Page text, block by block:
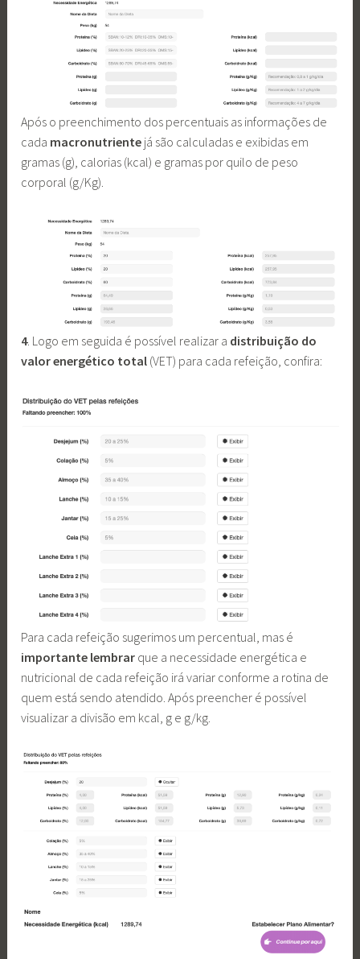
Após o preenchimento dos percentuais as informações de
cada macronutriente já são calculadas e exibidas em
gramas (g), calorias (kcal) e gramas por quilo de peso
corporal (g/Kg).
4. Logo em seguida é possível realizar a distribuição do
valor energético total (VET) para cada refeição, confira:
Para cada refeição sugerimos um percentual, mas é
importante lembrar que a necessidade energética e
nutricional de cada refeição irá variar conforme a rotina de
quem está sendo atendido. Após preencher é possível
visualizar a divisão em kcal, g e g/kg.